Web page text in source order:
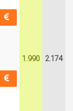
1.990 2.174